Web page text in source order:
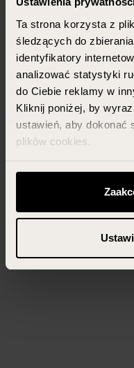
Ta strona korzysta z
śledzących do
identyfikatory
analizować statystyki
do Ciebie reklamy w
Kliknij poniżej, by
ustawień, aby dokonać
plików cookies.
Możesz zawsze
odwołać te, których
przycisk „Ustawienia
Więcej informacji